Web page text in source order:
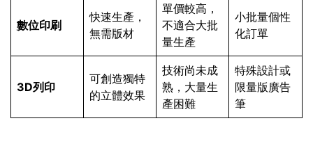
數位印刷
快速生產，
無需版材
單價較高，
不適合大批
量生產
小批量個性
化訂單
3D列印
可創造獨特
的立體效果
技術尚未成
熟，大量生
產困難
特殊設計或
限量版廣告
筆